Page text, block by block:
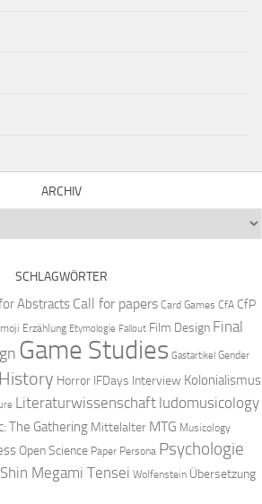
ARCHIV
SCHLAGWÖRTER
Abstracts Call for papers Card Games CfA CfP
Erzählung Etymologie Fallout Film Design Final
Game Studies Gastartikel Gender
History Horror IFDays Interview Kolonialismus
Literaturwissenschaft ludomusicology
The Gathering Mittelalter MTG Musicology
Open Science Paper Persona Psychologie
Shin Megami Tensei Wolfenstein Übersetzung